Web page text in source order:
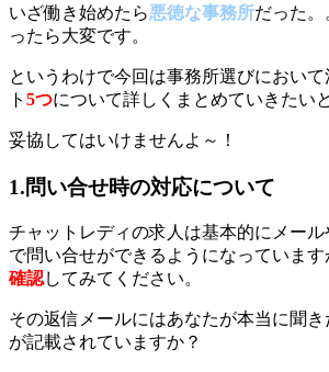
いざ働き始めたら悪徳な事務所だった
ったら大変です。
というわけで今回は事務所選びにおい
ト 5つについて詳しくまとめていきたい
妥協してはいけませんよ～！
1.問い合せ時の対応について
チャットレディの求人は基本的にメー
で問い合せができるようになっていま
確認してみてください。
その返信メールにはあなたが本当に聞
が記載されていますか？